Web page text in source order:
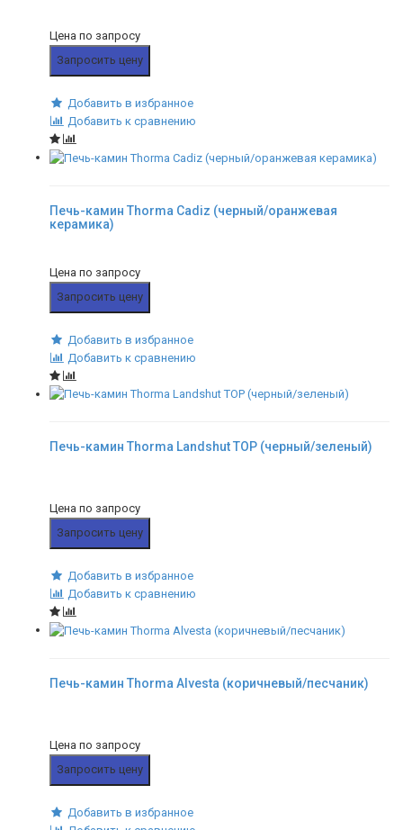
Цена по запросу
Запросить цену
Добавить в избранное
Добавить к сравнению
Печь-камин Thorma Cadiz (черный/оранжевая
керамика)
Цена по запросу
Запросить цену
Добавить в избранное
Добавить к сравнению
Печь-камин Thorma Landshut TOP (черный/зеленый)
Цена по запросу
Запросить цену
Добавить в избранное
Добавить к сравнению
Печь-камин Thorma Alvesta (коричневый/песчаник)
Цена по запросу
Запросить цену
Добавить в избранное